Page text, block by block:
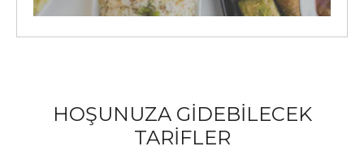
HOŞUNUZA GİDEBİLECEK
TARİFLER